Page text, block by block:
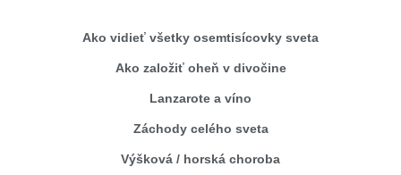
Ako vidieť všetky osemtisícovky sveta
Ako založiť oheň v divočine
Lanzarote a víno
Záchody celého sveta
Výšková / horská choroba